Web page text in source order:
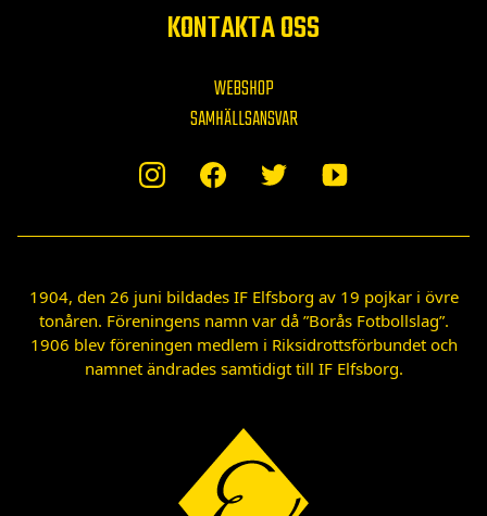
KONTAKTA OSS
WEBSHOP
SAMHÄLLSANSVAR
1904, den 26 juni bildades IF Elfsborg av 19 pojkar i övre
tonåren. Föreningens namn var då ”Borås Fotbollslag”.
1906 blev föreningen medlem i Riksidrottsförbundet och
namnet ändrades samtidigt till IF Elfsborg.